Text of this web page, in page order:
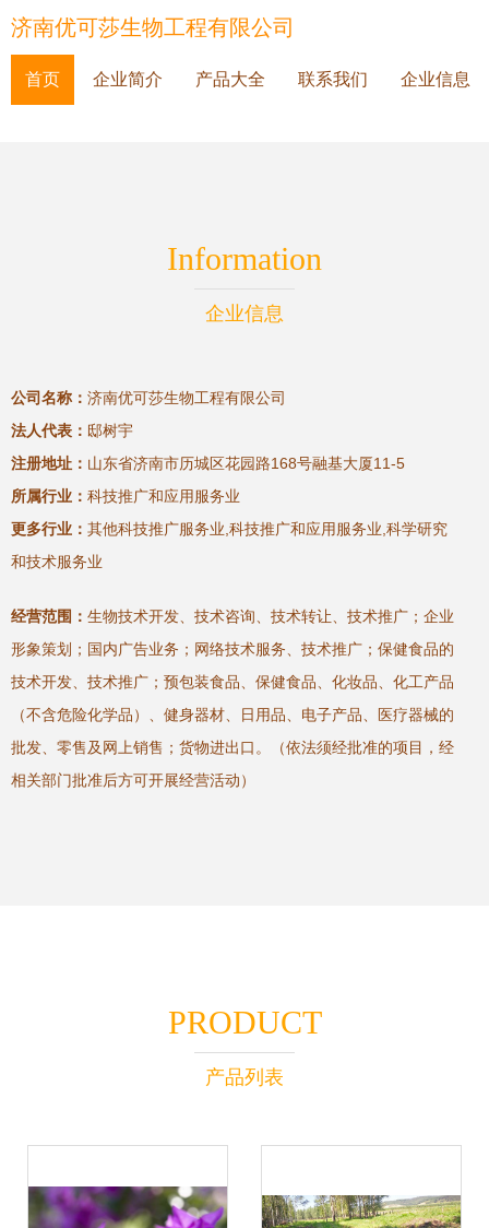
济南优可莎生物工程有限公司
首页 企业简介 产品大全 联系我们 企业信息
Information
企业信息
公司名称： 济南优可莎生物工程有限公司
法人代表： 邸树宇
注册地址： 山东省济南市历城区花园路168号融基大厦11-5
所属行业： 科技推广和应用服务业
更多行业： 其他科技推广服务业,科技推广和应用服务业,科学研究
和技术服务业
经营范围： 生物技术开发、技术咨询、技术转让、技术推广；企业
形象策划；国内广告业务；网络技术服务、技术推广；保健食品的
技术开发、技术推广；预包装食品、保健食品、化妆品、化工产品
（不含危险化学品）、健身器材、日用品、电子产品、医疗器械的
批发、零售及网上销售；货物进出口。（依法须经批准的项目，经
相关部门批准后方可开展经营活动）
PRODUCT
产品列表